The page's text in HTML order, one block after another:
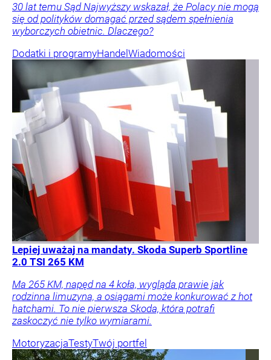
30 lat temu Sąd Najwyższy wskazał, że Polacy nie mogą
się od polityków domagać przed sądem spełnienia
wyborczych obietnic. Dlaczego?
Dodatki i programyHandel Wiadomości
Lepiej uważaj na mandaty. Skoda Superb Sportline
2.0 TSI 265 KM
Ma 265 KM, napęd na 4 koła, wygląda prawie jak
rodzinna limuzyna, a osiągami może konkurować z hot
hatchami. To nie pierwsza Skoda, która potrafi
zaskoczyć nie tylko wymiarami.
MotoryzacjaTestyTwój portfel